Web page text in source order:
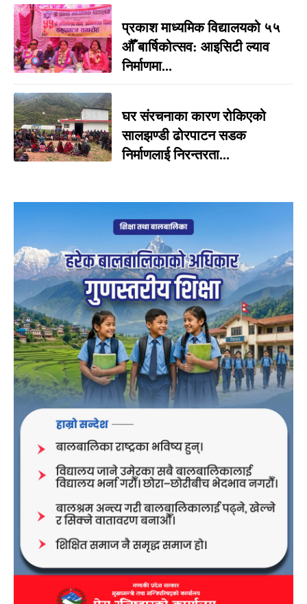
प्रकाश माध्यमिक विद्यालयको ५५
औँ बार्षिकोत्सव: आइसिटी ल्याव
निर्माणमा...
घर संरचनाका कारण रोकिएको
सालझण्डी ढोरपाटन सडक
निर्माणलाई निरन्तरता...